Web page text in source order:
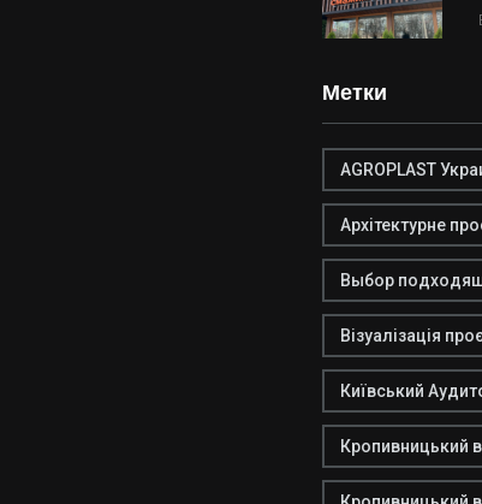
Метки
AGROPLAST
Архітектурне
Выбор
Візуалізація
Київський
Кропивницький